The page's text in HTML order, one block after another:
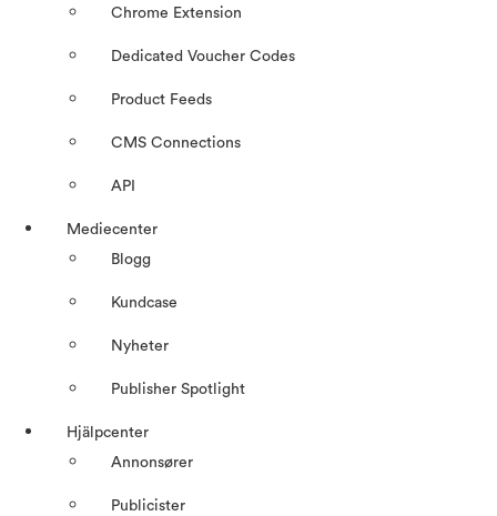
Chrome Extension
Dedicated Voucher Codes
Product Feeds
CMS Connections
API
Mediecenter
Blogg
Kundcase
Nyheter
Publisher Spotlight
Hjälpcenter
Annonsører
Publicister